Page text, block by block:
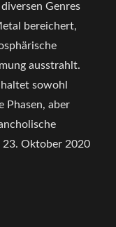
Genres
bereichert,
ausstrahlt.
sowohl
Phasen, aber
23. Oktober 2020
– woe portrait“